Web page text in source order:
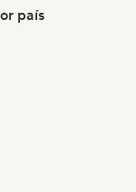
país